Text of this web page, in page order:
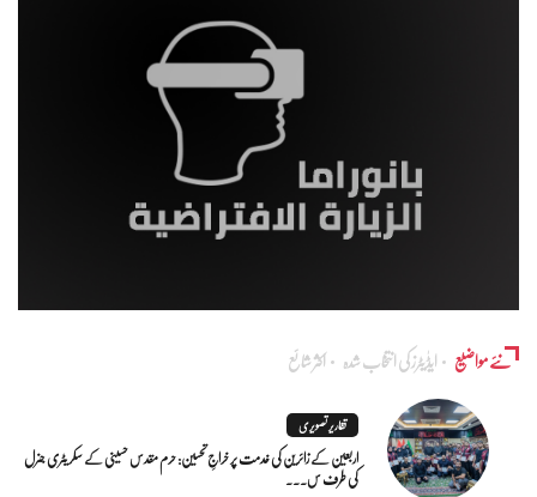
نئے مواضیع ایڈٰیٹرز کی انتخاب شدہ اکثر شائع
تقاریر تصویری
اربعین کے زائرین کی خدمت پر خراجِ تحسین: حرم مقدس حسینی کے سکریٹری جنرل
کی طرف س...